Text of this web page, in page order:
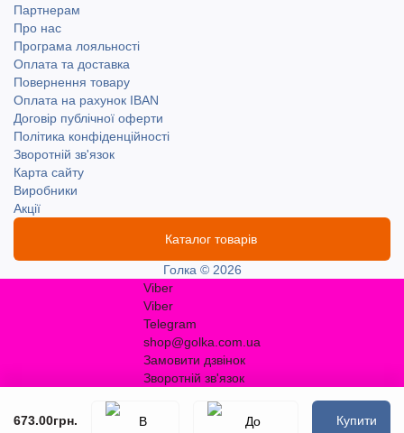
673.00грн. Купити
Партнерам
Про нас
Програма лояльності
Оплата та доставка
Повернення товару
Оплата на рахунок IBAN
Договір публічної оферти
Політика конфіденційності
Зворотній зв'язок
Карта сайту
Виробники
Акції
Каталог товарів
Голка © 2026
Viber
Viber
Telegram
shop@golka.com.ua
Замовити дзвінок
Зворотній зв'язок